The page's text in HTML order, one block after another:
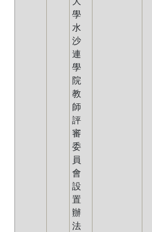
學
水
沙
連
學
院
教
師
評
審
委
員
會
設
置
辦
法